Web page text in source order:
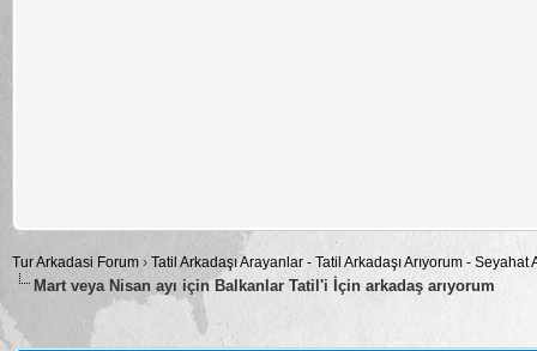
Tur Arkadasi Forum › Tatil Arkadaşı Arayanlar - Tatil Arkadaşı Arıyorum -
Mart veya Nisan ayı için Balkanlar Tatil'i İçin arkadaş arıyorum
0